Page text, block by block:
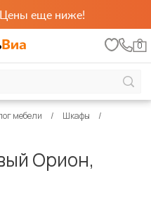
Цены еще ниже!
0
мебели
Шкафы
Орион,